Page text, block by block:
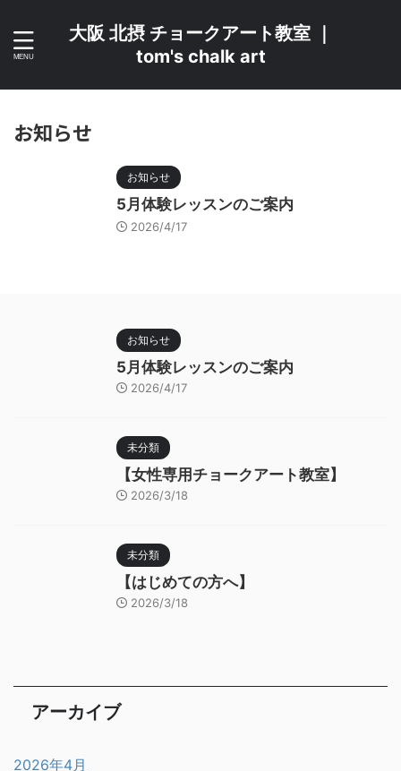
大阪 北摂 チョークアート教室 ｜
tom's chalk art
お知らせ
お知らせ
5月体験レッスンのご案内
2026/4/17
お知らせ
5月体験レッスンのご案内
2026/4/17
未分類
【女性専用チョークアート教室】
2026/3/18
未分類
【はじめての方へ】
2026/3/18
アーカイブ
2026年4月